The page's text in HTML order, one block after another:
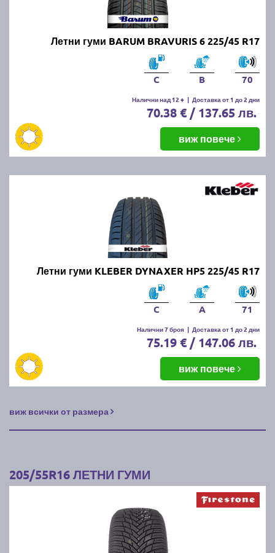
безплатна доставка, но предлага експресна
доставка до всички точки на страната.
Възползвайте се от директна доставка до Варна,
Пловдив, Бургас, София, Стара Загора, Велико
Търново, Русе, Плевен, Ловеч, Видин,
Благоевград, Кюстендил, Перник, Хасково,
Силистра, Добрич и други градове.
Летни гуми BARUM BRAVURIS 6 225/45 R17
C B 70
Налични над 12 + | Доставка от 1 до 2 дни
70.38 € / 137.65 лв.
виж повече
Летни гуми KLEBER DYNAXER HP5 225/45 R17
C A 71
Налични 7 броя | Доставка от 1 до 2 дни
75.19 € / 147.06 лв.
виж повече
виж всички от размера
205/55R16 ЛЕТНИ ГУМИ